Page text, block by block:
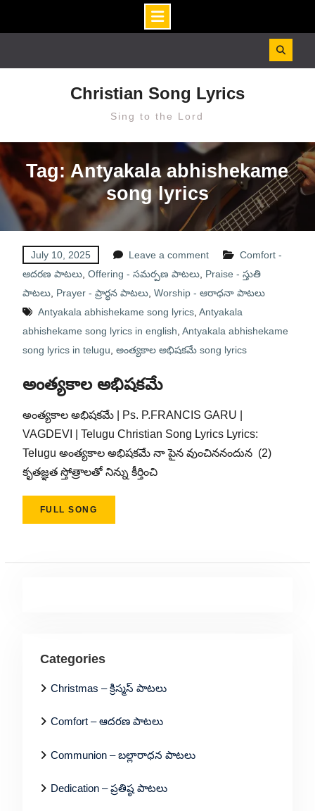
Christian Song Lyrics
Sing to the Lord
Tag: Antyakala abhishekame
song lyrics
July 10, 2025 Leave a comment
Comfort -
ఆదరణ పాటలు, Offering - సమర్పణ పాటలు, Praise - స్తుతి
పాటలు, Prayer - ప్రార్థన పాటలు, Worship - ఆరాధనా పాటలు
Antyakala abhishekame song lyrics, Antyakala
abhishekame song lyrics in english Antyakala abhishekame
song lyrics in telugu అంత్యకాల అభిషకమే song lyrics
అంత్యకాల అభిషకమే
అంత్యకాల అభిషకమే | Ps. P.FRANCIS GARU |
VAGDEVI | Telugu Christian Song Lyrics Lyrics:
Telugu అంత్యకాల అభిషకమే నా పైన వుంచిననందున (2)
కృతజ్ఞత స్తోత్రాలతో నిన్ను కీర్తించి
FULL SONG
Categories
Christmas – క్రిస్మస్ పాటలు
Comfort – ఆదరణ పాటలు
Communion – బల్లారాధన పాటలు
Dedication – ప్రతిష్ఠ పాటలు